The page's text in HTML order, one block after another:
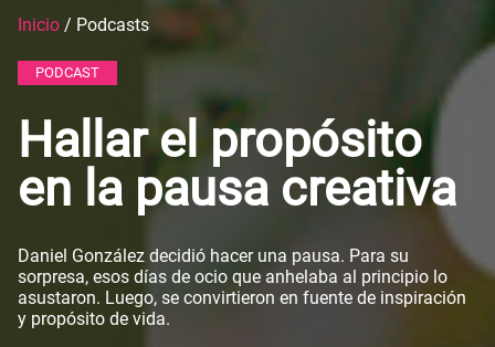
Inicio / Podcasts
PODCAST
Hallar el propósito
en la pausa creativa
Daniel González decidió hacer una pausa. Para su
sorpresa, esos días de ocio que anhelaba al principio lo
asustaron. Luego, se convirtieron en fuente de inspiración
y propósito de vida.